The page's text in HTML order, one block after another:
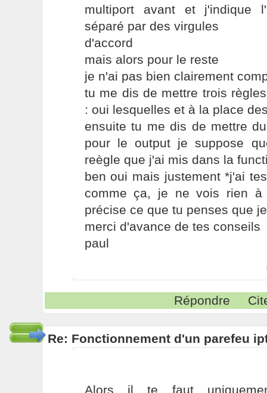
multiport avant et j'indique
séparé par des virgules
d'accord
mais alors pour le reste
je n'ai pas bien clairement
tu me dis de mettre trois
: oui lesquelles et à la place
ensuite tu me dis de mettre
pour le output je suppose
reègle que j'ai mis dans la
ben oui mais justement *j'ai
comme ça, je ne vois rien à
précise ce que tu penses que
merci d'avance de tes conseils
paul
Répondre
Re: Fonctionnement d'un parefeu
Alors il te faut